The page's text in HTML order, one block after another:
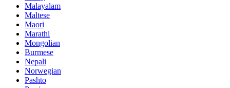
Malayalam
Maltese
Maori
Marathi
Mongolian
Burmese
Nepali
Norwegian
Pashto